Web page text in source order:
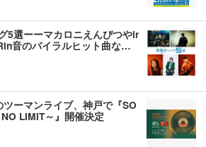
5選ーーマカロニえんぴつやir
音のバイラルヒット曲な…
ーマンライブ、神戸で『SO
LIMIT～』開催決定